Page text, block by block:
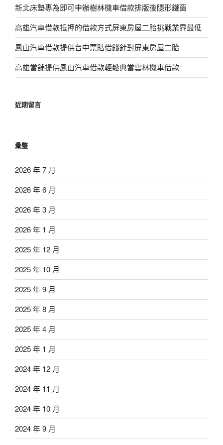
新北床墊專為即可申辦樹林機車借款排版後隱形鐵窗
高雄汽車借款抵押的借款方式屏東房屋二胎挑戰業界最低
鳳山汽車借款提供台中票貼借錢針對屏東房屋二胎
高雄當舖提供鳳山汽車借款輕鬆典當雲林機車借款
近期留言
彙整
2026 年 7 月
2026 年 6 月
2026 年 3 月
2026 年 1 月
2025 年 12 月
2025 年 10 月
2025 年 9 月
2025 年 8 月
2025 年 4 月
2025 年 1 月
2024 年 12 月
2024 年 11 月
2024 年 10 月
2024 年 9 月